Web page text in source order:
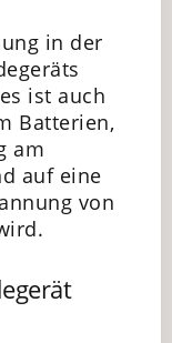
in der
ist auch
Batterien,
am
auf eine
von